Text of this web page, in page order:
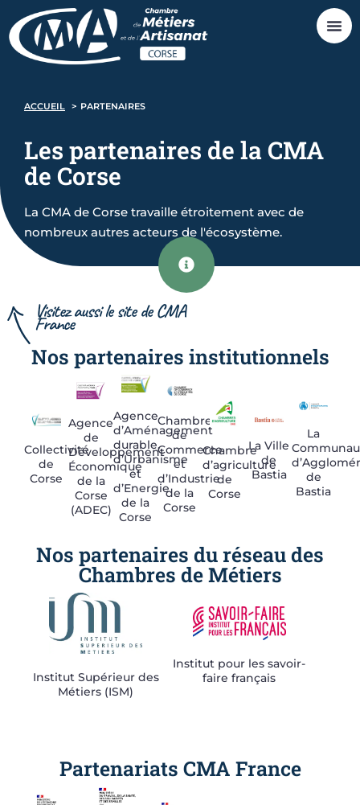
ACCUEIL PARTENAIRES
Les partenaires de la CMA
de Corse
La CMA de Corse travaille étroitement avec de
nombreux autres acteurs de l'écosystème.
Visitez aussi le site de CMA
France
Nos partenaires institutionnels
Collectivité
de
Corse
Agence
de
Développement
Économique
de la
Corse
(ADEC)
Agence
d’Aménagement
durable,
d’Urbanisme
et
d’Energie
de la
Corse
Chambre
de
Commerce
et
d’Industrie
de la
Corse
Chambre
d’agriculture
de
Corse
La Ville
de
Bastia
La
de
Bastia
Nos partenaires du réseau des
Chambres de Métiers
Institut Supérieur des
Métiers (ISM)
Institut pour les savoir-
faire français
Partenariats CMA France